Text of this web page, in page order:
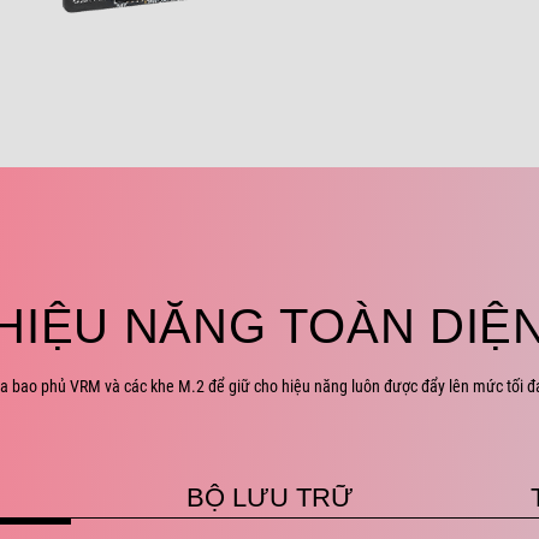
NĂNG TOÀN
bao phủ VRM và các khe M.2 để giữ cho hiệu năng luôn được đẩy lên mức tối
BỘ LƯU TRỮ